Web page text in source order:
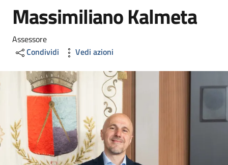
Massimiliano Kalmeta
Assessore
Condividi
Vedi azioni